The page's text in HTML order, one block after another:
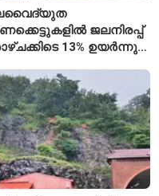
ജലനിരപ്പ്
13% ഉയർന്നു;
കുറവ്